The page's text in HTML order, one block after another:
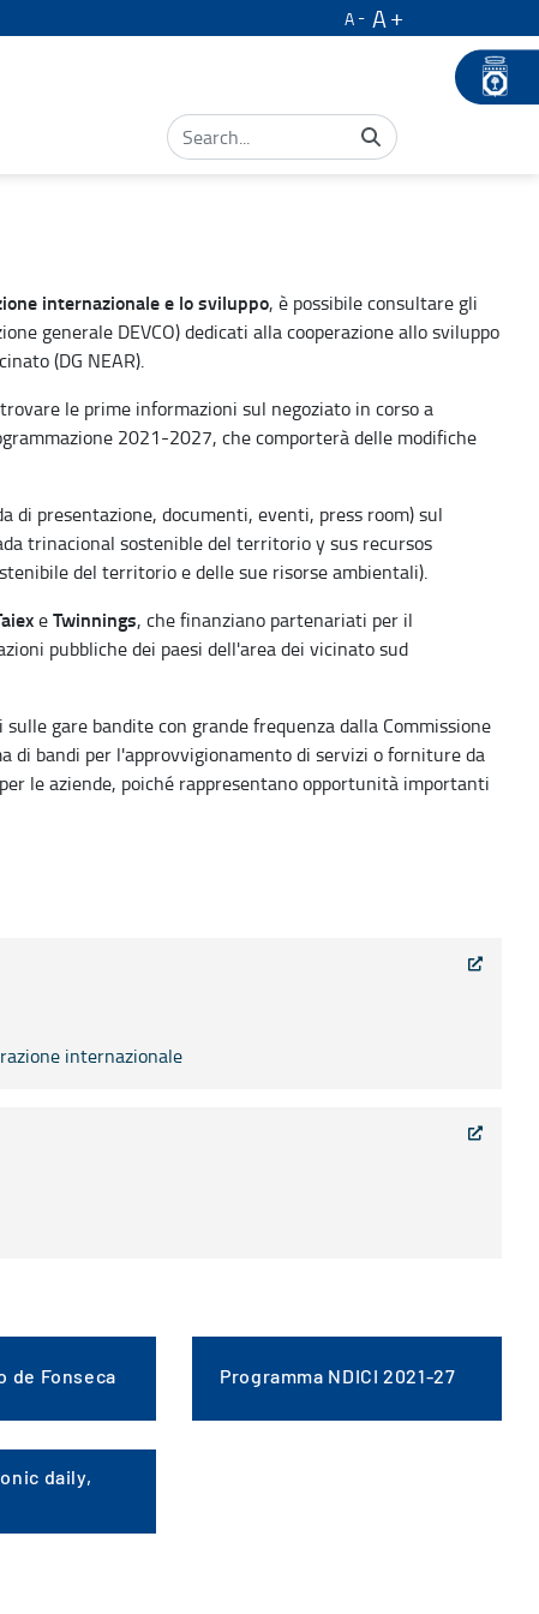
A A
internazionale e lo sviluppo, è possibile consultare gli
generale DEVCO) dedicati alla cooperazione allo sviluppo
(DG NEAR).
le prime informazioni sul negoziato in corso a
2021-2027, che comporterà delle modifiche
di presentazione, documenti, eventi, press room) sul
trinacional sostenible del territorio y sus recursos
del territorio e delle sue risorse ambientali).
eTwinnings, che finanziano partenariati per il
pubbliche dei paesi dell'area dei vicinato sud
gare bandite con grande frequenza dalla Commissione
di bandi per l'approvvigionamento di servizi o forniture da
le aziende, poiché rappresentano opportunità importanti
internazionale
de Fonseca Programma NDICI 2021-27
daily,